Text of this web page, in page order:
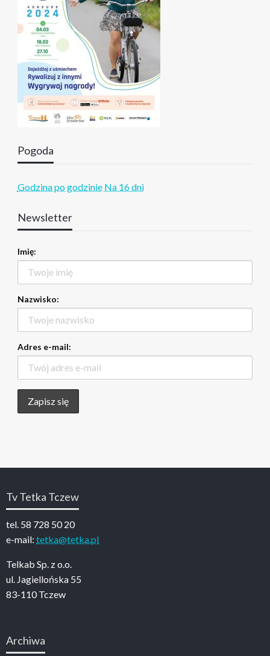
Pogoda
Godzina po godzinie Na 16 dni
Newsletter
Imię:
Nazwisko:
Adres e-mail:
Tv Tetka Tczew
tel. 58 728 50 20
e-mail: tetka@tetka.pl
Telkab Sp. z o.o.
ul. Jagiellońska 55
83-110 Tczew
Archiwa